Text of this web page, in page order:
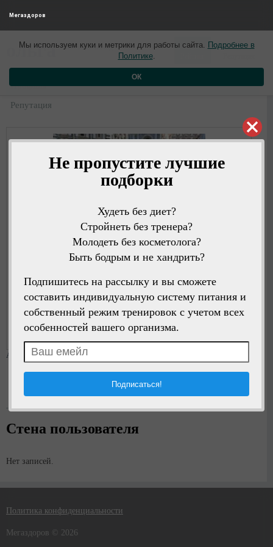
Не пропустите лучшие
подборки
Худеть без диет?
Стройнеть без тренера?
Молодеть без косметолога?
Быть бодрым и не хандрить?
Подпишитесь на рассылку и вы сможете
составить индивидуальную систему питания и
собственный режим тренировок с учетом всех
особенностей вашего организма.
Мегаздоров
Мы используем куки и метрики для работы сайта. Подробнее в
Политике.
ОК
ольга5 месяцев назад 0
0
Профиль
Репутация
Написать сообщение
Анкета
Стена пользователя
Нет записей.
Политика конфиденциальности
Мегаздоров © 2026